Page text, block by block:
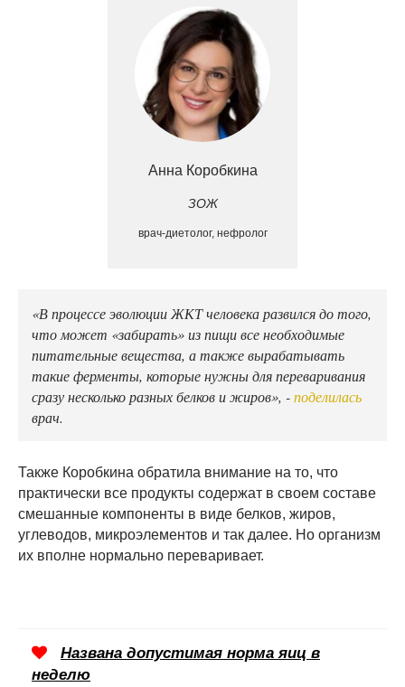
Анна Коробкина
ЗОЖ
врач-диетолог, нефролог
«В процессе эволюции ЖКТ человека развился до того,
что может «забирать» из пищи все необходимые
питательные вещества, а также вырабатывать
такие ферменты, которые нужны для переваривания
сразу несколько разных белков и жиров», -поделилась
врач.
Также Коробкина обратила внимание на то, что
практически все продукты содержат в своем составе
смешанные компоненты в виде белков, жиров,
углеводов, микроэлементов и так далее. Но организм
их вполне нормально переваривает.
Названа допустимая норма яиц в
неделю